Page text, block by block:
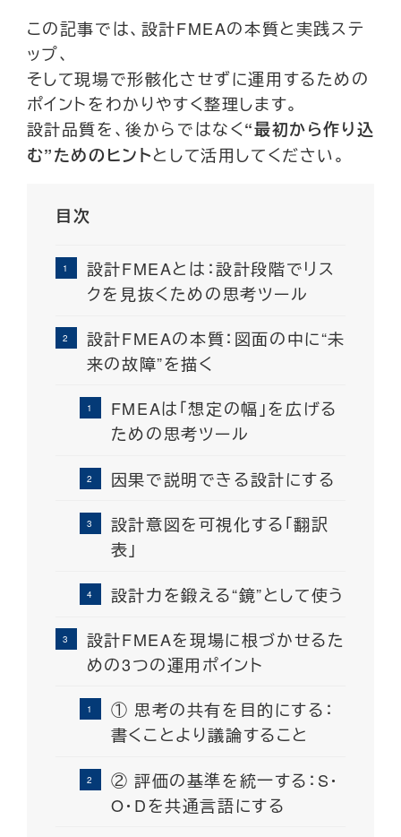
この記事では、設計FMEAの本質と実践ステ
ップ、
そして現場で形骸化させずに運用するための
ポイントをわかりやすく整理します。
設計品質を、後からではなく“最初から作り込
む”ためのヒントとして活用してください。
目次
設計FMEAとは：設計段階でリス
クを見抜くための思考ツール
設計FMEAの本質：図面の中に“未
来の故障”を描く
FMEAは「想定の幅」を広げる
ための思考ツール
因果で説明できる設計にする
設計意図を可視化する「翻訳
表」
設計力を鍛える“鏡”として使う
設計FMEAを現場に根づかせるた
めの3つの運用ポイント
① 思考の共有を目的にする：
書くことより議論すること
② 評価の基準を統一する：S・
O・Dを共通言語にする